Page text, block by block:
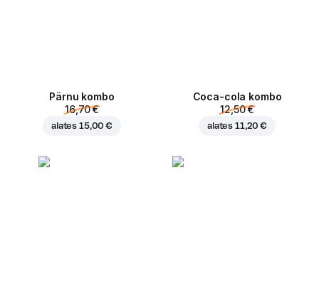
Pärnu kombo
16,70 €
alates 15,00 €
Coca-cola kombo
12,50 €
alates 11,20 €